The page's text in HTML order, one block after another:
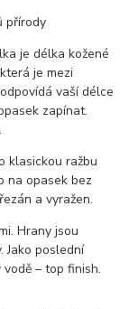
přírody
je délka kožené
je mezi
vaší délce
zapínat.
klasickou ražbu
na opasek bez
a vyražen.
Hrany jsou
Jako poslední
– top finish.